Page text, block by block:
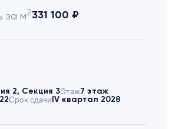
за м2331 100 ₽
2, Секция 3Этаж7 этаж
Срок сдачиIV квартал 2028